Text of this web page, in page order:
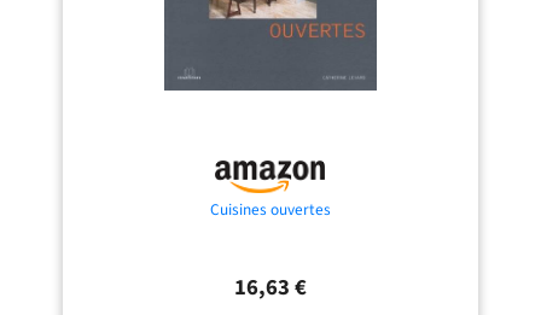
restreints. Soulevez légèrement le
tiroir vers le haut pour le retirer
fond empêche tout glissement
empreinte au sol de 0,08 m². Les
supérieure vous permettent de le
quel coin de la cuisine ou du salon,
créant ainsi un espace de rangement
Cuisines ouvertes
16,63 €